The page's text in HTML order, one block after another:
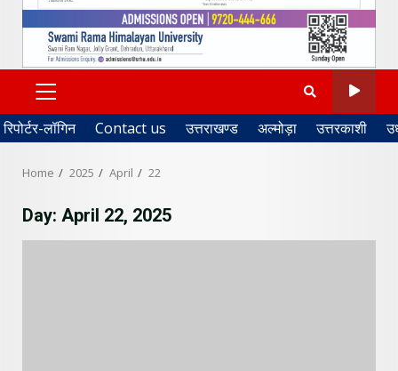
PRIMARY
MENU
रिपोर्टर-लॉगिन Contact us उत्तराखण्ड अल्मोड़ा उत्तरकाशी
Home 2025 April 22
Day: April 22, 2025